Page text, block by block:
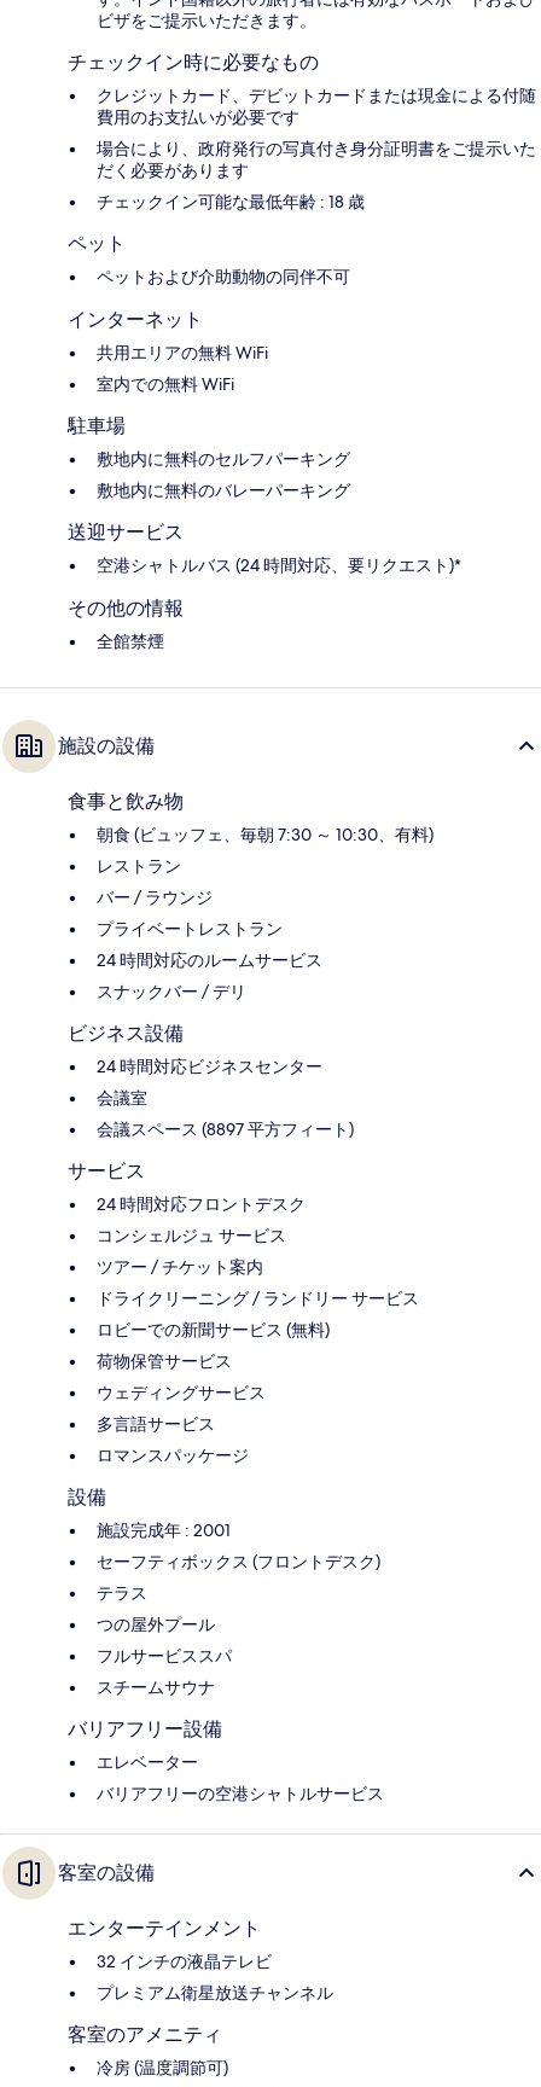
ビザをご提示いただきます。
チェックイン時に必要なもの
クレジットカード、デビットカードまたは現金による付随
費用のお支払いが必要です
場合により、政府発行の写真付き身分証明書をご提示いた
だく必要があります
チェックイン可能な最低年齢 : 18 歳
ペット
ペットおよび介助動物の同伴不可
インターネット
共用エリアの無料 WiFi
室内での無料 WiFi
駐車場
敷地内に無料のセルフパーキング
敷地内に無料のバレーパーキング
送迎サービス
空港シャトルバス (24 時間対応、要リクエスト)*
その他の情報
全館禁煙
施設の設備
食事と飲み物
朝食 (ビュッフェ、毎朝 7:30 ～ 10:30、有料)
レストラン
バー / ラウンジ
プライベートレストラン
24 時間対応のルームサービス
スナックバー / デリ
ビジネス設備
24 時間対応ビジネスセンター
会議室
会議スペース (8897 平方フィート)
サービス
24 時間対応フロントデスク
コンシェルジュ サービス
ツアー / チケット案内
ドライクリーニング / ランドリー サービス
ロビーでの新聞サービス (無料)
荷物保管サービス
ウェディングサービス
多言語サービス
ロマンスパッケージ
設備
施設完成年 : 2001
セーフティボックス (フロントデスク)
テラス
つの屋外プール
フルサービススパ
スチームサウナ
バリアフリー設備
エレベーター
バリアフリーの空港シャトルサービス
客室の設備
エンターテインメント
32 インチの液晶テレビ
プレミアム衛星放送チャンネル
客室のアメニティ
冷房 (温度調節可)